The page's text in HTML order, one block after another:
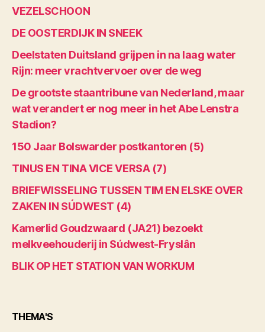
VEZELSCHOON
DE OOSTERDIJK IN SNEEK
Deelstaten Duitsland grijpen in na laag water
Rijn: meer vrachtvervoer over de weg
De grootste staantribune van Nederland, maar
wat verandert er nog meer in het Abe Lenstra
Stadion?
150 Jaar Bolswarder postkantoren (5)
TINUS EN TINA VICE VERSA (7)
BRIEFWISSELING TUSSEN TIM EN ELSKE OVER
ZAKEN IN SÚDWEST (4)
Kamerlid Goudzwaard (JA21) bezoekt
melkveehouderij in Súdwest-Fryslân
BLIK OP HET STATION VAN WORKUM
THEMA'S